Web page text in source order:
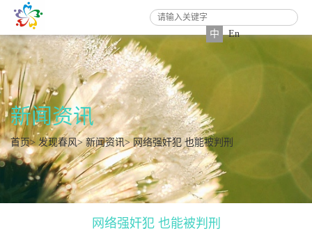
中 En
新闻资讯
首页> 发现春风>新闻资讯> 网络强奸犯 也能被判刑
网络强奸犯 也能被判刑